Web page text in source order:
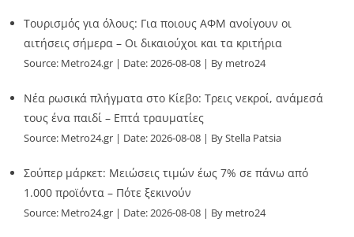
Τουρισμός για όλους: Για ποιους ΑΦΜ ανοίγουν οι
αιτήσεις σήμερα – Οι δικαιούχοι και τα κριτήρια
Source: Metro24.gr Date: 2026-08-08 By metro24
Νέα ρωσικά πλήγματα στο Κίεβο: Τρεις νεκροί, ανάμεσά
τους ένα παιδί – Επτά τραυματίες
Source: Metro24.gr Date: 2026-08-08 By Stella Patsia
Σούπερ μάρκετ: Μειώσεις τιμών έως 7% σε πάνω από
1.000 προϊόντα – Πότε ξεκινούν
Source: Metro24.gr Date: 2026-08-08 By metro24